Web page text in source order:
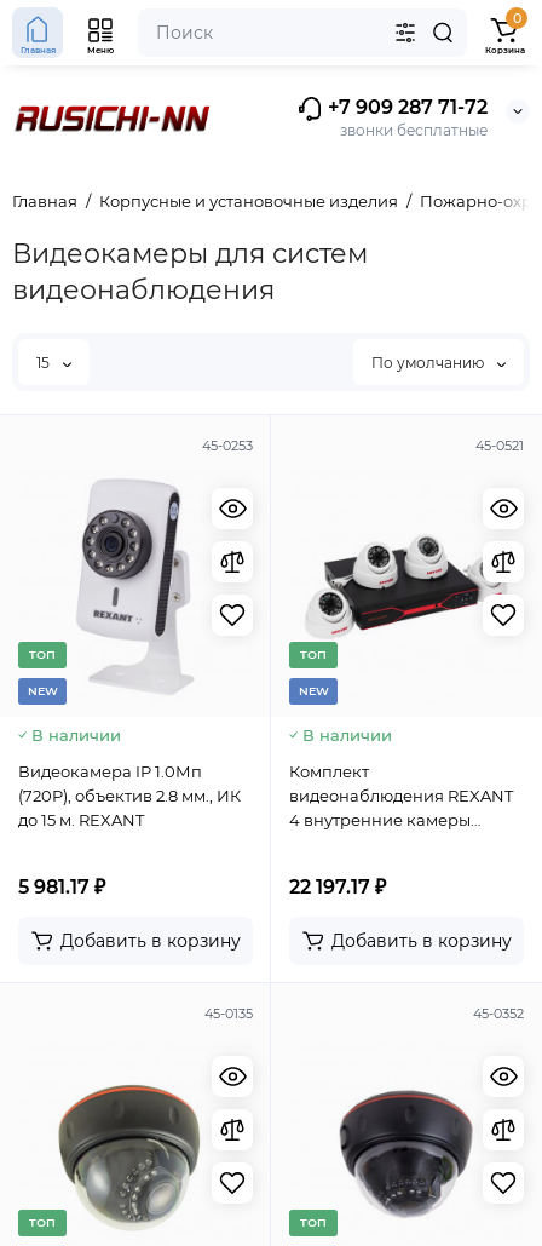
+7 909 287 71-72
звонки бесплатные
Главная Меню
0
Корзина
Главная Корпусные и установочные изделия Пожарно-
Видеокамеры для систем
видеонаблюдения
15 По умолчанию
45-0253
TОП
NEW
В наличии
Видеокамера IP 1.0Мп
(720P), объектив 2.8 мм., ИК
до 15 м. REXANT
5 981.17 ₽
Добавить в корзину
45-0521
TОП
NEW
В наличии
Комплект
видеонаблюдения REXANT
4 внутренние камеры
22 197.17 ₽
Добавить в корзину
45-0135
TОП
45-0352
TОП